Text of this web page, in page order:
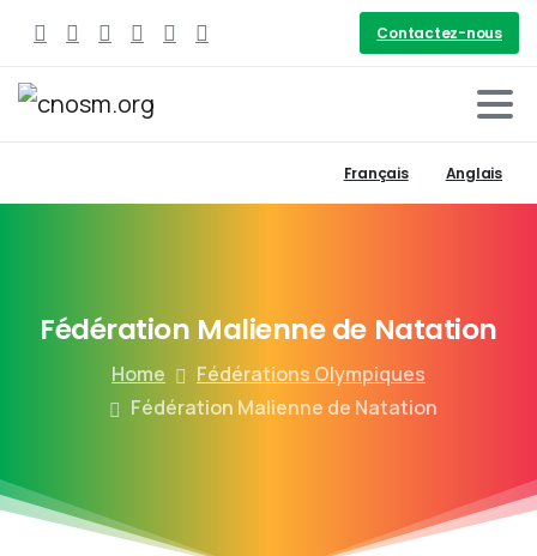
Contactez-nous
Français Anglais
Fédération Malienne de Natation
Home
Fédérations Olympiques
Fédération Malienne de Natation